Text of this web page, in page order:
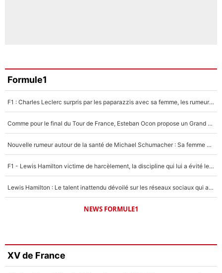
Formule1
F1 : Charles Leclerc surpris par les paparazzis avec sa femme, les rumeurs étaient vraies !
Comme pour le final du Tour de France, Esteban Ocon propose un Grand Prix de Formule 1 à Paris : «Autour de l’Arc de Triomphe, ce serait génial» !
Nouvelle rumeur autour de la santé de Michael Schumacher : Sa femme Corinna sort du silence
F1 - Lewis Hamilton victime de harcèlement, la discipline qui lui a évité le pire : «J'aurais probablement mal tourné»
Lewis Hamilton : Le talent inattendu dévoilé sur les réseaux sociaux qui a impressionné Kim Kardashian pendant leurs vacances en amoureux !
NEWS FORMULE1
XV de France